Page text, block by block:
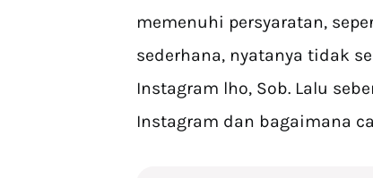
memenuhi persyaratan,
sederhana, nyatanya tidak
Instagram lho, Sob. Lalu
Instagram dan bagaimana